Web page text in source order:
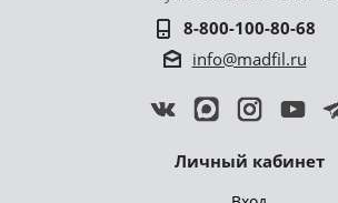
8-800-100-80-68
info@madfil.ru
Личный кабинет